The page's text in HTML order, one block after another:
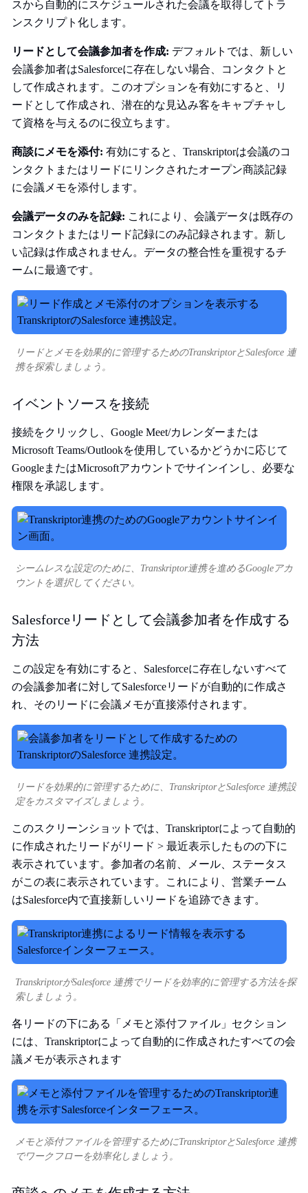
スから自動的にスケジュールされた会議を取得してトラ
ンスクリプト化します。
リードとして会議参加者を作成: デフォルトでは、新しい
会議参加者はSalesforceに存在しない場合、コンタクトと
して作成されます。このオプションを有効にすると、リ
ードとして作成され、潜在的な見込み客をキャプチャし
て資格を与えるのに役立ちます。
商談にメモを添付: 有効にすると、Transkriptorは会議のコ
ンタクトまたはリードにリンクされたオープン商談記録
に会議メモを添付します。
会議データのみを記録: これにより、会議データは既存の
コンタクトまたはリード記録にのみ記録されます。新し
い記録は作成されません。データの整合性を重視するチ
ームに最適です。
リードとメモを効果的に管理するためのTranskriptorとSalesforce 連
携を探索しましょう。
イベントソースを接続
接続をクリックし、Google Meet/カレンダーまたは
Microsoft Teams/Outlookを使用しているかどうかに応じて
GoogleまたはMicrosoftアカウントでサインインし、必要な
権限を承認します。
シームレスな設定のために、Transkriptor連携を進めるGoogleアカ
ウントを選択してください。
Salesforceリードとして会議参加者を作成する
方法
この設定を有効にすると、Salesforceに存在しないすべて
の会議参加者に対してSalesforceリードが自動的に作成さ
れ、そのリードに会議メモが直接添付されます。
リードを効果的に管理するために、TranskriptorとSalesforce 連携設
定をカスタマイズしましょう。
このスクリーンショットでは、Transkriptorによって自動的
に作成されたリードがリード > 最近表示したものの下に
表示されています。参加者の名前、メール、ステータス
がこの表に表示されています。これにより、営業チーム
はSalesforce内で直接新しいリードを追跡できます。
TranskriptorがSalesforce 連携でリードを効率的に管理する方法を探
索しましょう。
各リードの下にある「メモと添付ファイル」セクション
には、Transkriptorによって自動的に作成されたすべての会
議メモが表示されます
メモと添付ファイルを管理するためにTranskriptorとSalesforce 連携
でワークフローを効率化しましょう。